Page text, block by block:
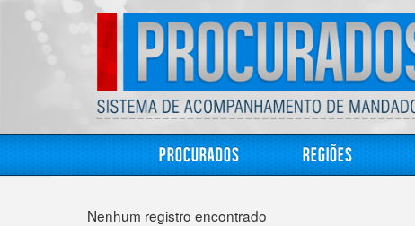
Procurados Regiões
Nenhum registro encontrado